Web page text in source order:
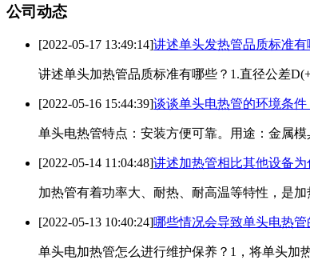
公司动态
[2022-05-17 13:49:14]讲述单头发热管品质标准有
讲述单头加热管品质标准有哪些？1.直径公差
[2022-05-16 15:44:39]谈谈单头电热管的环境条件
单头电热管特点：安装方便可靠。用途：金属
[2022-05-14 11:04:48]讲述加热管相比其他设备
加热管有着功率大、耐热、耐高温等特性，是
[2022-05-13 10:40:24]哪些情况会导致单头电热管
单头电加热管怎么进行维护保养？1，将单头加